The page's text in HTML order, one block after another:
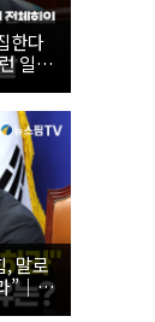
한다
일갈
별
, 말로
”｜